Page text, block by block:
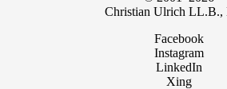
Chris­ti­an Ulrich LL.B.,
Facebook
Instagram
LinkedIn
Xing